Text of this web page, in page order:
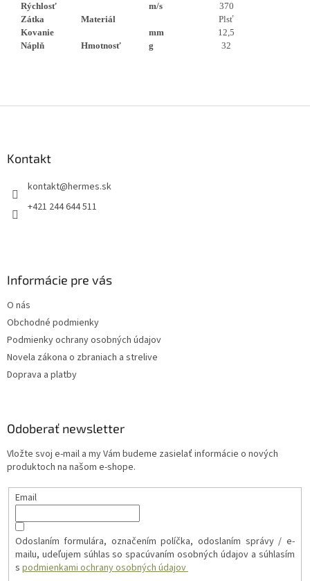
Rýchlosť
m/s
370
Zátka
Materiál
Plsť
Kovanie
mm
12,5
Náplň
Hmotnosť g 32
Kontakt
kontakt@hermes.sk
+421 244 644 511
Informácie pre vás
O nás
Obchodné podmienky
Podmienky ochrany osobných údajov
Novela zákona o zbraniach a strelive
Doprava a platby
Odoberať newsletter
Vložte svoj e-mail a my Vám budeme zasielať informácie o nových
produktoch na našom e-shope.
Email
Odoslaním formulára, označením políčka, odoslaním správy / e-
mailu, udeľujem súhlas so spacúvaním osobných údajov a súhlasím
s podmienkami ochrany osobných údajov